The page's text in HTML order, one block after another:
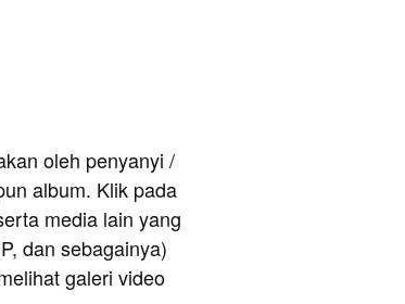
oleh penyanyi /
album. Klik pada
media lain yang
dan sebagainya)
galeri video